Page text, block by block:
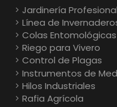
Jardinería Profesional
Línea de
Colas Entomológicas
Riego para Vivero
Control de Plagas
Instrumentos de
Hilos Industriales
Rafia Agrícola